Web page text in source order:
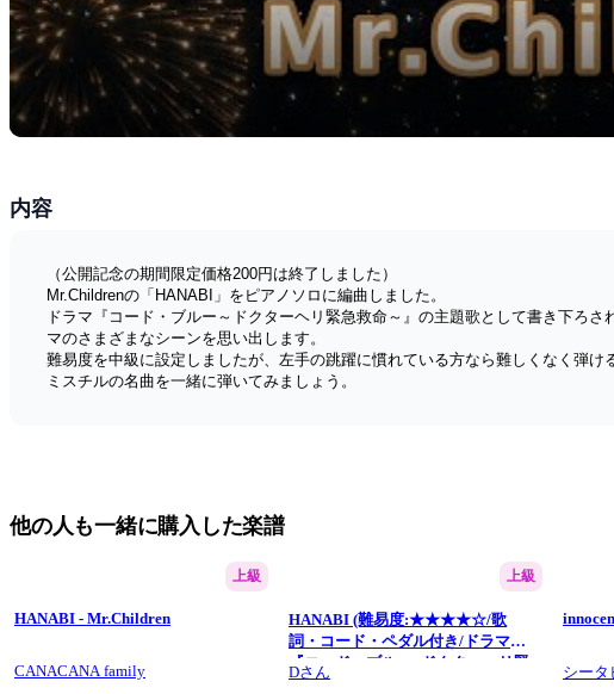
内容
（公開記念の期間限定価格200円は終了しました）
Mr.Childrenの「HANABI」をピアノソロに編曲しました。
ドラマ『コード・ブルー～ドクターヘリ緊急救命～』の主題歌として書き下ろ
マのさまざまなシーンを思い出します。
難易度を中級に設定しましたが、左手の跳躍に慣れている方なら難しくなく弾け
ミスチルの名曲を一緒に弾いてみましょう。
他の人も一緒に購入した楽譜
上級
HANABI - Mr.Children
CANACANA family
上級
HANABI (難易度:★★★★☆/歌
詞・コード・ペダル付き/ドラマ
『コード・ブルー -ドクターヘリ緊
急救命-』主題歌) - Mr.Children
Dさん シータ